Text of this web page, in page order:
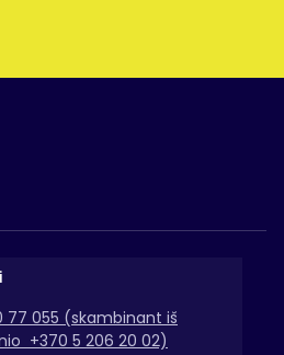
77 055 (skambinant iš
+370 5 206 20 02)